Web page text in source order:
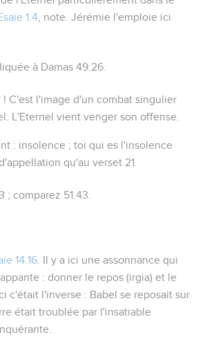
1.4 , note. Jérémie l'emploie ici
à Damas49.26
! C'est l'image d'un combat singulier
L'Eternel vient venger son offense.
: insolence ; toi qui es l'insolence
qu'au verset 21.
; comparez 51.43
14.16 . Il y a ici une assonnance qui
: donner le repos (irgia) et le
c'était l'inverse : Babel se reposait sur
était troublée par l'insatiable